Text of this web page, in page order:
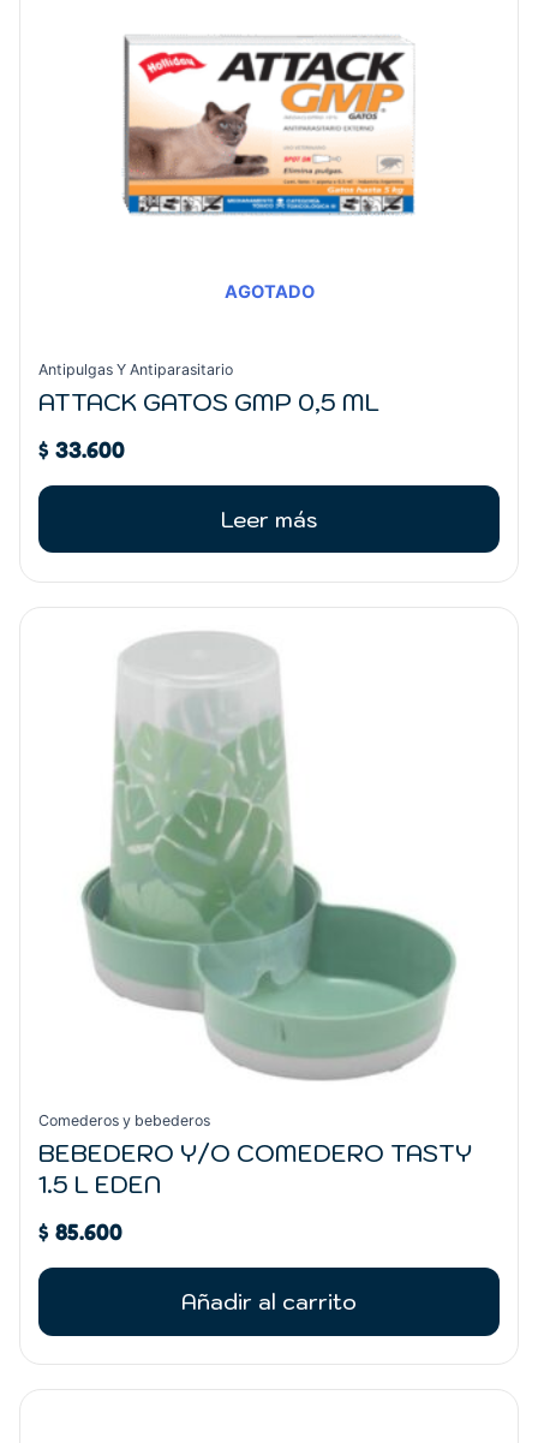
AGOTADO
Antipulgas Y Antiparasitario
ATTACK GATOS GMP 0,5 ML
$ 33.600
Leer más
Comederos y bebederos
BEBEDERO Y/O COMEDERO TASTY
1.5 L EDEN
$ 85.600
Añadir al carrito